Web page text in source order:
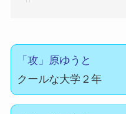
「攻」原ゆうと
クールな大学２年